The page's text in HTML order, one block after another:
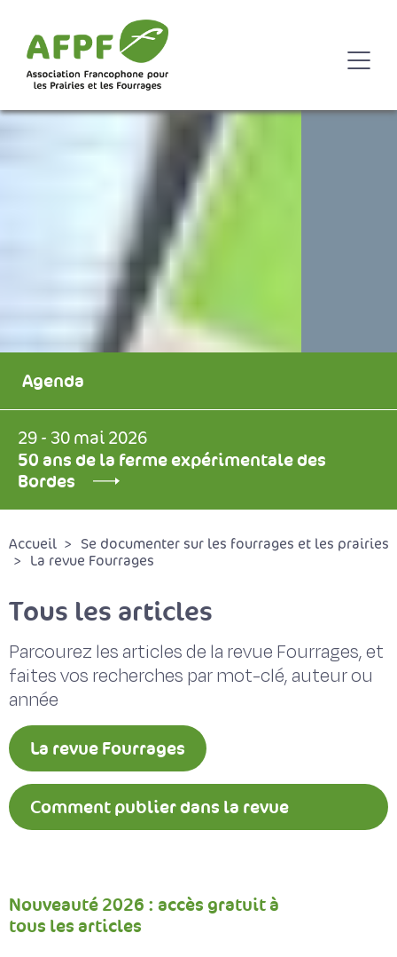
Agenda
29 - 30 mai 2026
50 ans de la ferme expérimentale des
Bordes
Accueil
Se documenter sur les fourrages et les prairies
La revue Fourrages
Tous les articles
Parcourez les articles de la revue Fourrages, et
faites vos recherches par mot-clé, auteur ou
année
La revue Fourrages
Comment publier dans la revue
Nouveauté 2026 : accès gratuit à
tous les articles